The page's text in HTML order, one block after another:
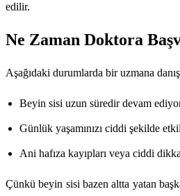
edilir.
Ne Zaman Doktora
Aşağıdaki durumlarda bir uzmana
Beyin sisi uzun süredir devam
Günlük yaşamınızı ciddi şekilde
Ani hafıza kayıpları veya ciddi
Çünkü beyin sisi bazen altta yatan